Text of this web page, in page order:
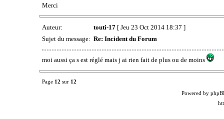
Merci
Auteur: touti-17[ Jeu 23 Oct 2014 18:37 ]
Sujet du message: Re: Incident du Forum
moi aussi ça s est réglé mais j ai rien fait de plus ou de moins
Page 12 sur 12
Powered by